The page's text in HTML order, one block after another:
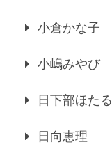
小倉かな子
小嶋みやび
日下部ほたる
日向恵理